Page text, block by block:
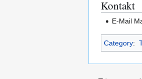
Kontakt
E-Mail
Category: